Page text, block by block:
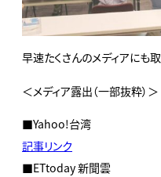
早速たくさんのメディアにも
＜メディア露出（一部抜粋）＞
■Yahoo!台湾
記事リンク
■ETtoday 新聞雲